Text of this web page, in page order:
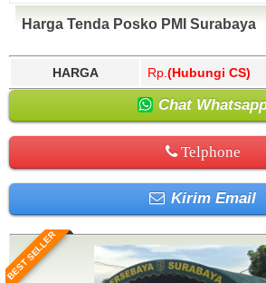
Harga Tenda Posko PMI Surabaya
HARGA Rp. (Hubungi CS)
Chat
Telphone
Kirim Email
BEST SELLER